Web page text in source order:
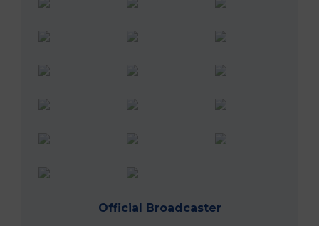
Official Broadcaster